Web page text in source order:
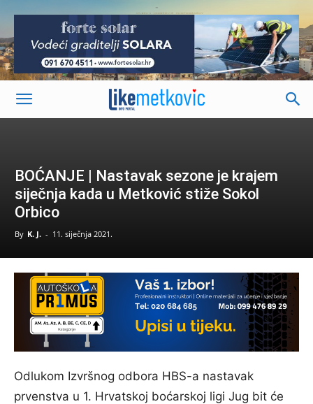
-
BOĆANJE | Nastavak sezone je krajem
siječnja kada u Metković stiže Sokol
Orbico
By K. J. - 11. siječnja 2021.
Odlukom Izvršnog odbora HBS-a nastavak
prvenstva u 1. Hrvatskoj boćarskoj ligi Jug bit će